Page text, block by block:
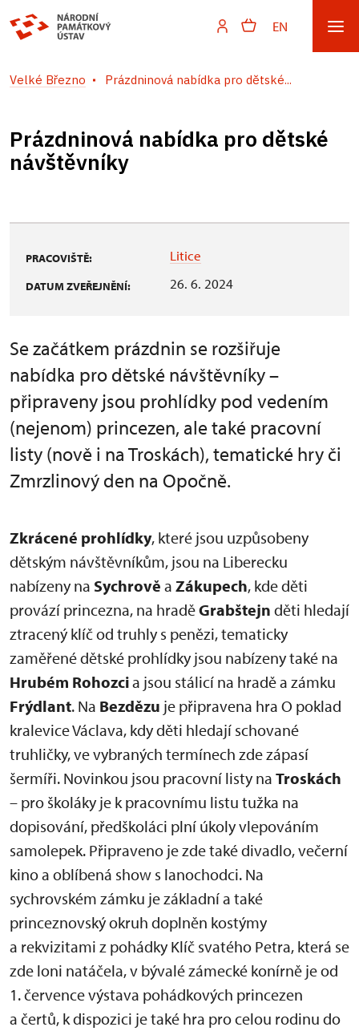
EN
Velké Březno Prázdninová nabídka pro dětské...
Prázdninová nabídka pro dětské
návštěvníky
PRACOVIŠTĚ: Litice
DATUM ZVEŘEJNĚNÍ: 26. 6. 2024
Se začátkem prázdnin se rozšiřuje
nabídka pro dětské návštěvníky –
připraveny jsou prohlídky pod vedením
(nejenom) princezen, ale také pracovní
listy (nově i na Troskách), tematické hry či
Zmrzlinový den na Opočně.
Zkrácené prohlídky, které jsou uzpůsobeny
dětským návštěvníkům, jsou na Liberecku
nabízeny na Sychrově a Zákupech, kde děti
provází princezna, na hraděGrabštejn děti hledají
ztracený klíč od truhly s penězi, tematicky
zaměřené dětské prohlídky jsou nabízeny také na
Hrubém Rohozcia jsou stálicí na hradě a zámku
Frýdlant. Na Bezdězu je připravena hra O poklad
kralevice Václava, kdy děti hledají schované
truhličky, ve vybraných termínech zde zápasí
šermíři. Novinkou jsou pracovní listy na Troskách
– pro školáky je k pracovnímu listu tužka na
dopisování, předškoláci plní úkoly vlepováním
samolepek. Připraveno je zde také divadlo, večerní
kino a oblíbená show s lanochodci. Na
sychrovském zámku je základní a také
princeznovský okruh doplněn kostýmy
a rekvizitami z pohádky Klíč svatého Petra, která se
zde loni natáčela, v bývalé zámecké konírně je od
1. července výstava pohádkových princezen
a čertů, k dispozici je také hra pro celou rodinu do